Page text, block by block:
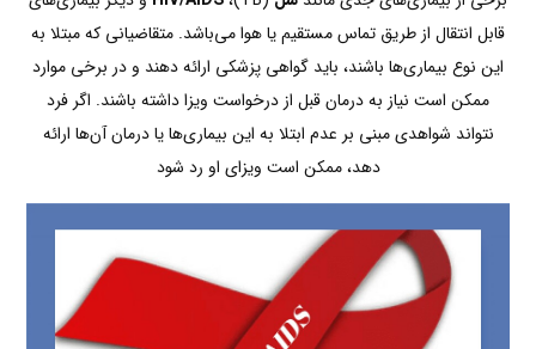
قابل انتقال از طریق تماس مستقیم یا هوا می‌باشد. متقاضیانی که مبتلا به
این نوع بیماری‌ها باشند، باید گواهی پزشکی ارائه دهند و در برخی موارد
ممکن است نیاز به درمان قبل از درخواست ویزا داشته باشند. اگر فرد
نتواند شواهدی مبنی بر عدم ابتلا به این بیماری‌ها یا درمان آن‌ها ارائه
دهد، ممکن است ویزای او رد شود